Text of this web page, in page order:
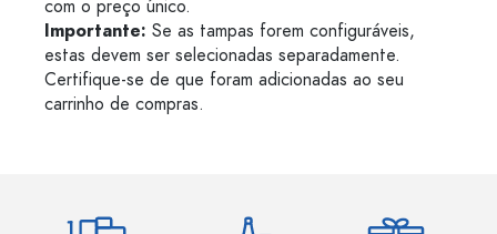
com o preço único.
Importante: Se as tampas forem configuráveis,
estas devem ser selecionadas separadamente.
Certifique-se de que foram adicionadas ao seu
carrinho de compras.